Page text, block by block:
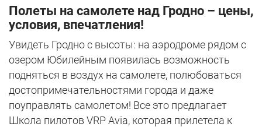
Полеты на самолете над Гродно – цены,
условия, впечатления!
Увидеть Гродно с высоты: на аэродроме рядом с
озером Юбилейным появилась возможность
подняться в воздух на самолете, полюбоваться
достопримечательностями города и даже
поуправлять самолетом! Все это предлагает
Школа пилотов VRP Avia, которая прилетела к